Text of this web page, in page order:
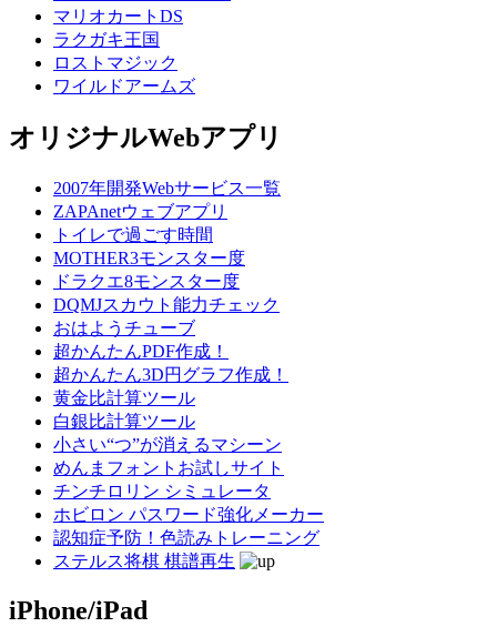
マリオカートDS
ラクガキ王国
ロストマジック
ワイルドアームズ
オリジナルWebアプリ
2007年開発Webサービス一覧
ZAPAnetウェブアプリ
トイレで過ごす時間
MOTHER3モンスター度
ドラクエ8モンスター度
DQMJスカウト能力チェック
おはようチューブ
超かんたんPDF作成！
超かんたん3D円グラフ作成！
黄金比計算ツール
白銀比計算ツール
小さい“つ”が消えるマシーン
めんまフォントお試しサイト
チンチロリン シミュレータ
ホビロン パスワード強化メーカー
認知症予防！色読みトレーニング
ステルス将棋 棋譜再生
iPhone/iPad